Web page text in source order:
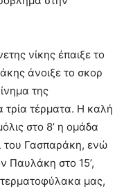
νίκης έπαιξε το
άνοιξε το σκορ
της
τέρματα. Η καλή
στο 8’ η ομάδα
του Γασπαράκη, ενώ
Παυλάκη στο 15’,
μας,